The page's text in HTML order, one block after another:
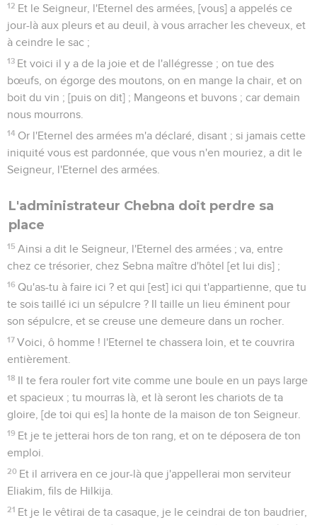
12 Et le Seigneur, l'Eternel des armées, [vous] a appelés ce
jour-là aux pleurs et au deuil, à vous arracher les cheveux, et
à ceindre le sac ;
13 Et voici il y a de la joie et de l'allégresse ; on tue des
bœufs, on égorge des moutons, on en mange la chair, et on
boit du vin ; [puis on dit] ; Mangeons et buvons ; car demain
nous mourrons.
14 Or l'Eternel des armées m'a déclaré, disant ; si jamais cette
iniquité vous est pardonnée, que vous n'en mouriez, a dit le
Seigneur, l'Eternel des armées.
L'administrateur Chebna doit perdre sa
place
15 Ainsi a dit le Seigneur, l'Eternel des armées ; va, entre
chez ce trésorier, chez Sebna maître d'hôtel [et lui dis] ;
16 Qu'as-tu à faire ici ? et qui [est] ici qui t'appartienne, que tu
te sois taillé ici un sépulcre ? Il taille un lieu éminent pour
son sépulcre, et se creuse une demeure dans un rocher.
17 Voici, ô homme ! l'Eternel te chassera loin, et te couvrira
entièrement.
18 Il te fera rouler fort vite comme une boule en un pays large
et spacieux ; tu mourras là, et là seront les chariots de ta
gloire, [de toi qui es] la honte de la maison de ton Seigneur.
19 Et je te jetterai hors de ton rang, et on te déposera de ton
emploi.
20 Et il arrivera en ce jour-là que j'appellerai mon serviteur
Eliakim, fils de Hilkija.
21 Et je le vêtirai de ta casaque, je le ceindrai de ton baudrier,